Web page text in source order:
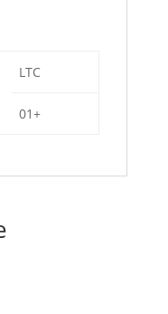
LTC
01+